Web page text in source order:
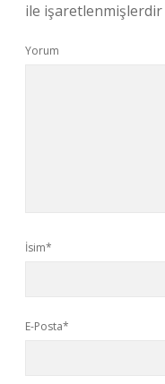
ile işaretlenmişlerdir
Yorum
İsim*
E-Posta*